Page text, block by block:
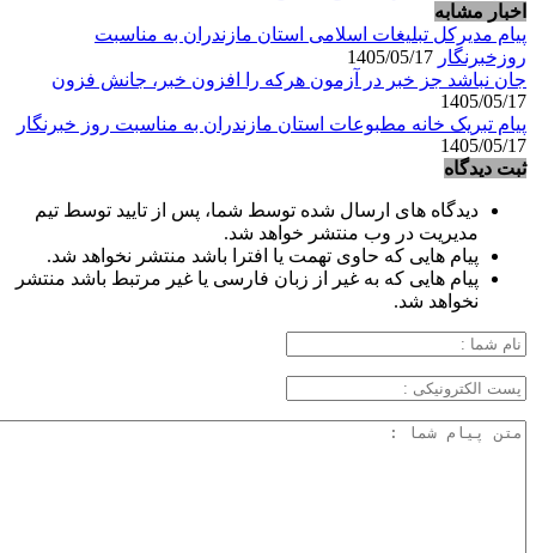
اخبار مشابه
پیام مدیرکل تبلیغات اسلامی استان مازندران به مناسبت
روزخبرنگار
جان نباشد جز خبر در آزمون هرکه را افزون خبر، جانش فزون
1405/05/17
پیام تبریک خانه مطبوعات استان مازندران به مناسبت روز خبرنگار
1405/05/17
ثبت دیدگاه
دیدگاه های ارسال شده توسط شما، پس از تایید توسط تیم
مدیریت در وب منتشر خواهد شد.
پیام هایی که حاوی تهمت یا افترا باشد منتشر نخواهد شد.
پیام هایی که به غیر از زبان فارسی یا غیر مرتبط باشد منتشر
نخواهد شد.